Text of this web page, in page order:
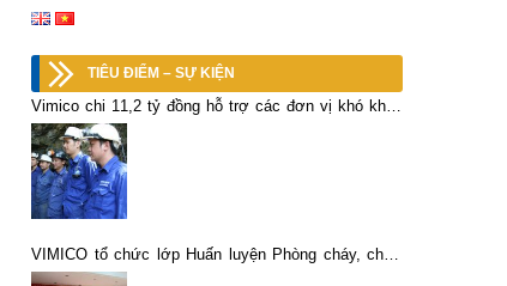
TIÊU ĐIỂM – SỰ KIỆN
Vimico chi 11,2 tỷ đồng hỗ trợ các đơn vị khó khăn
trong Tổng Công ty
VIMICO tổ chức lớp Huấn luyện Phòng cháy, chữa
cháy năm 2016